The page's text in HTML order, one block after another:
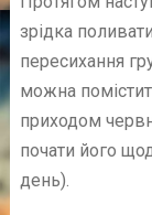
зрідка
пересихання
можна
приходом
почати його
день).